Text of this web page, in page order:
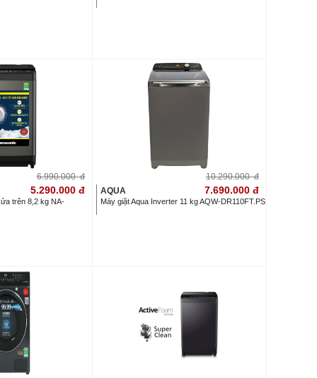
6.990.000 đ
5.290.000 đ
trên 8,2 kg NA-
10.290.000 đ
AQUA
7.690.000 đ
Máy giặt Aqua Inverter 11 kg AQW-DR110FT.PS